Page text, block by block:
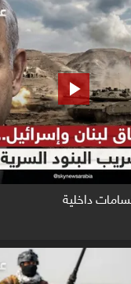
داخلية